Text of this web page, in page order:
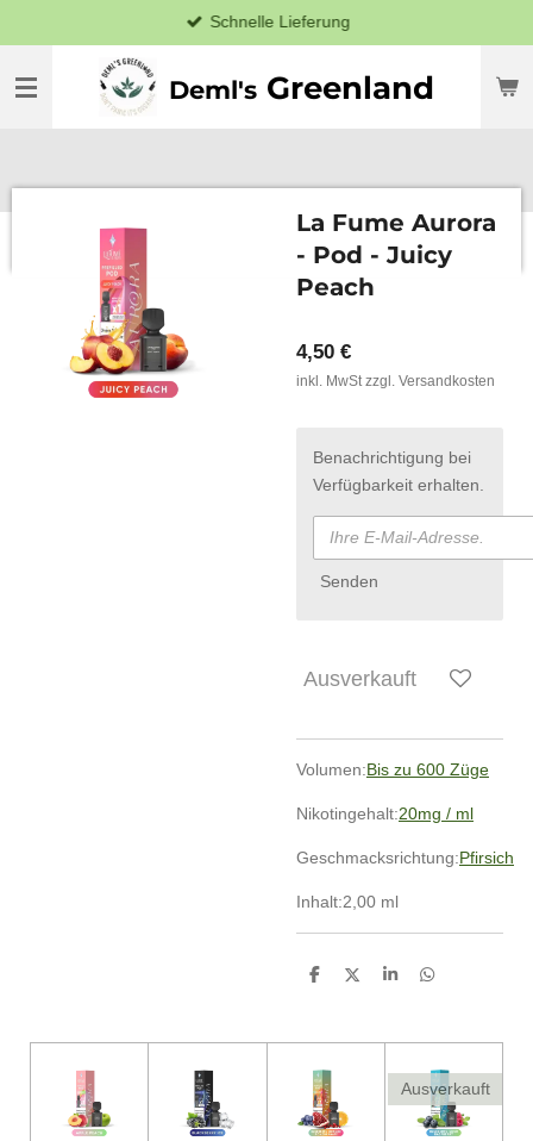
Hauptinhalt
springen
Deml's Greenland
Schnelle Lieferung
La Fume Aurora
- Pod - Juicy
Peach
4,50 €
inkl. MwSt zzgl. Versandkosten
Benachrichtigung bei
Verfügbarkeit erhalten.
Senden
Ausverkauft
Volumen:Bis zu 600 Züge
Nikotingehalt:20mg / ml
Geschmacksrichtung:Pfirsich
Inhalt:2,00 ml
T
e
T
e
T
e
T
e
Ausverkauft